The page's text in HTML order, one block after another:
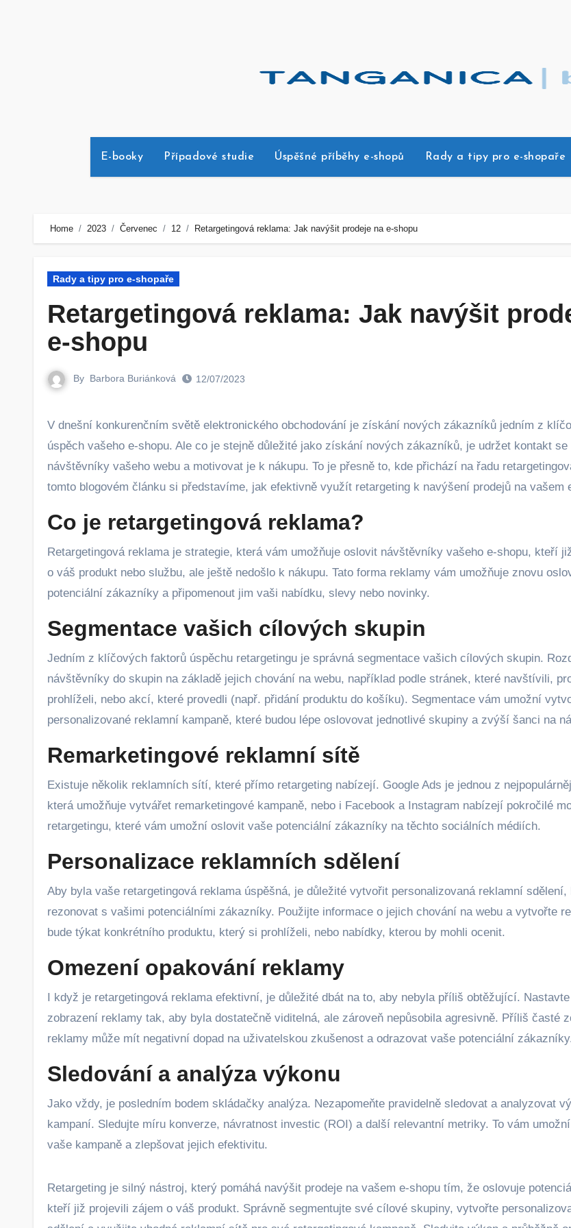
E-booky Případové studie Úspěšné příběhy e-shopů Rady a tipy pro e-shopaře
Home 2023 Červenec 12 Retargetingová reklama: Jak navýšit prodeje na e-shopu
Rady a tipy pro e-shopaře
Retargetingová reklama: Jak navýšit
e-shopu
By Barbora Buriánková 12/07/2023
V dnešní konkurenčním světě elektronického obchodování je získání nových zákazníků jedním z klíčových faktorů pro
úspěch vašeho e-shopu. Ale co je stejně důležité jako získání nových zákazníků, je udržet kontakt
návštěvníky vašeho webu a motivovat je k nákupu. To je přesně to, kde přichází na řadu
tomto blogovém článku si představíme, jak efektivně využít retargeting k navýšení prodejů na vašem
Co je retargetingová reklama?
Retargetingová reklama je strategie, která vám umožňuje oslovit návštěvníky vašeho e-shopu, kteří
o váš produkt nebo službu, ale ještě nedošlo k nákupu. Tato forma reklamy vám umožňuje znovu
potenciální zákazníky a připomenout jim vaši nabídku, slevy nebo novinky.
Segmentace vašich cílových skupin
Jedním z klíčových faktorů úspěchu retargetingu je správná segmentace vašich cílových skupin.
návštěvníky do skupin na základě jejich chování na webu, například podle stránek, které navštívili,
prohlíželi, nebo akcí, které provedli (např. přidání produktu do košíku). Segmentace vám umožní
personalizované reklamní kampaně, které budou lépe oslovovat jednotlivé skupiny a zvýší šanci na
Remarketingové reklamní sítě
Existuje několik reklamních sítí, které přímo retargeting nabízejí. Google Ads je jednou z
která umožňuje vytvářet remarketingové kampaně, nebo i Facebook a Instagram nabízejí pokročilé
retargetingu, které vám umožní oslovit vaše potenciální zákazníky na těchto sociálních médiích.
Personalizace reklamních sdělení
Aby byla vaše retargetingová reklama úspěšná, je důležité vytvořit personalizovaná reklamní sdělení,
rezonovat s vašimi potenciálními zákazníky. Použijte informace o jejich chování na webu a vytvořte
bude týkat konkrétního produktu, který si prohlíželi, nebo nabídky, kterou by mohli ocenit.
Omezení opakování reklamy
I když je retargetingová reklama efektivní, je důležité dbát na to, aby nebyla příliš obtěžující.
zobrazení reklamy tak, aby byla dostatečně viditelná, ale zároveň nepůsobila agresivně. Příliš časté
reklamy může mít negativní dopad na uživatelskou zkušenost a odrazovat vaše potenciální
Sledování a analýza výkonu
Jako vždy, je posledním bodem skládačky analýza. Nezapomeňte pravidelně sledovat a analyzovat
kampaní. Sledujte míru konverze, návratnost investic (ROI) a další relevantní metriky. To vám
vaše kampaně a zlepšovat jejich efektivitu.
Retargeting je silný nástroj, který pomáhá navýšit prodeje na vašem e-shopu tím, že oslovuje
kteří již projevili zájem o váš produkt. Správně segmentujte své cílové skupiny, vytvořte